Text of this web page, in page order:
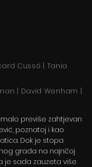
Cussó | Tania
| David Wenham |
previše zahtjevan
poznatoj i kao
Dok je stopa
grada na najnižoj
je sada zauzeta više